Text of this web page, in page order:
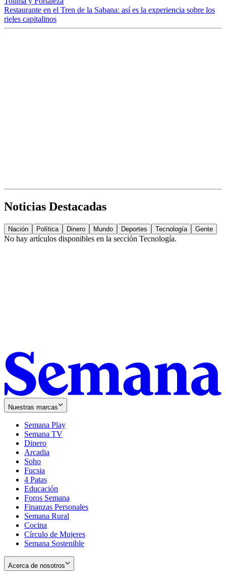
Restaurante en el Tren de la Sabana: así es la experiencia sobre los
rieles capitalinos
Noticias Destacadas
Nación Política Dinero Mundo Deportes Tecnología Gente
No hay artículos disponibles en la sección Tecnología.
Nuestras marcas
Semana Play
Semana TV
Dinero
Arcadia
Soho
in
new
window
Fucsia
in
new
window
4 Patas
Educación
Foros Semana
Finanzas Personales
Semana Rural
Cocina
Círculo de Mujeres
Semana Sostenible
Acerca de nosotros